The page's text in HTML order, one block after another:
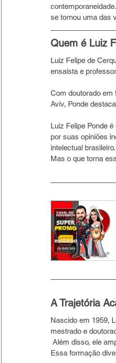
se tornou uma das
Quem é Luiz
Luiz Felipe de
ensaísta e
Com doutorado em
Aviv, Ponde
Luiz Felipe Ponde
por suas opiniões
intelectual brasileiro.
Mas o que torna
A Trajetória
Nascido em 1959,
mestrado e
Essa formação